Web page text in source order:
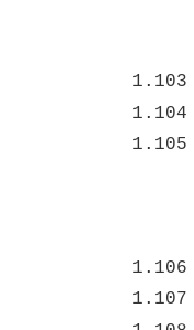
1.103
1.104
1.105
1.106
1.107